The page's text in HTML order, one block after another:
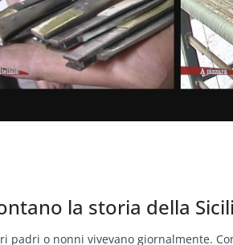
la storia della
padri o nonni vivevano giornalmente.